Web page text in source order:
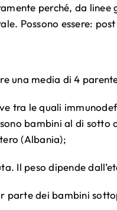
perché, da linee
Possono essere:
una media di 4
tra le quali
bambini al di
(Albania);
Il peso dipende
parte dei bambini